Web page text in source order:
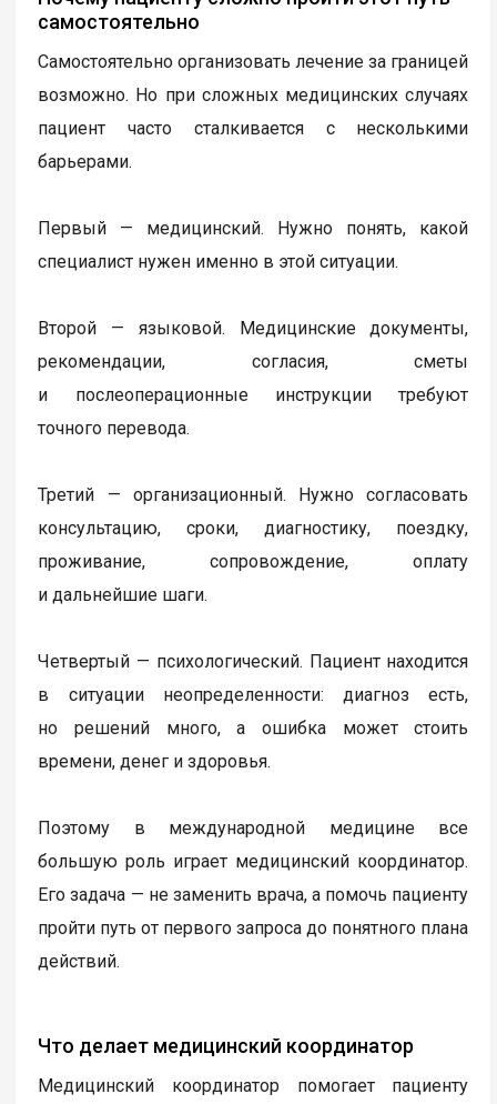
самостоятельно
Самостоятельно организовать лечение за границей
возможно. Но при сложных медицинских случаях
пациент часто сталкивается с несколькими
барьерами.
Первый — медицинский. Нужно понять, какой
специалист нужен именно в этой ситуации.
Второй — языковой. Медицинские документы,
рекомендации, согласия, сметы
и послеоперационные инструкции требуют
точного перевода.
Третий — организационный. Нужно согласовать
консультацию, сроки, диагностику, поездку,
проживание, сопровождение, оплату
и дальнейшие шаги.
Четвертый — психологический. Пациент находится
в ситуации неопределенности: диагноз есть,
но решений много, а ошибка может стоить
времени, денег и здоровья.
Поэтому в международной медицине все
большую роль играет медицинский координатор.
Его задача — не заменить врача, а помочь пациенту
пройти путь от первого запроса до понятного плана
действий.
Что делает медицинский координатор
Медицинский координатор помогает пациенту